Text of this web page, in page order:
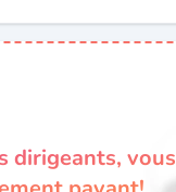
dirigeants, vous